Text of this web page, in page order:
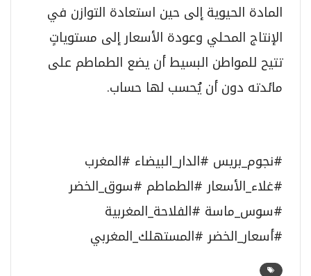
المادة الحيوية إلى حين استعادة التوازن في
الإنتاج المحلي وعودة الأسعار إلى مستوياتٍ
تتيح للمواطن البسيط أن يضع الطماطم على
مائدته دون أن يُحسب لها حساب.
#نجوم_بريس #الدار_البيضاء #المغرب
#غلاء_الأسعار #الطماطم #سوق_الخضر
#سوس_ماسة #الفلاحة_المغربية
#أسعار_الخضر #المستهلك_المغربي